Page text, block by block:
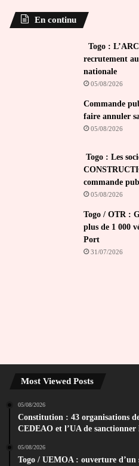
En continu
Togo :
recrutement
nationale
05/08/2026
Commande
faire annuler
05/08/2026
Togo : Les
commande
05/08/2026
Togo / OTR :
plus de 1 000
Port
31/07/2026
Most Viewed Posts
05/08/2026
Constitution : 43 organisations
CEDEAO et l’UA de sanctionner
05/08/2026
Togo / UEMOA : ouverture